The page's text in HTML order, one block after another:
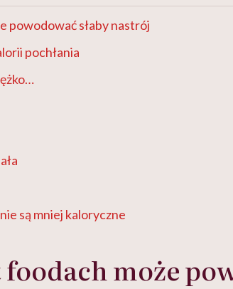
powodować słaby nastrój
pochłania
są mniej kaloryczne
może